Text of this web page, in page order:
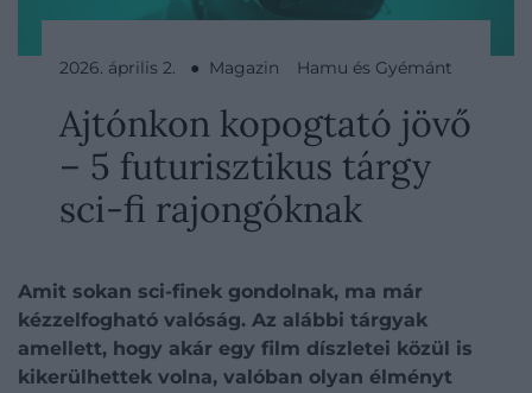
2026. április 2. ● Magazin Hamu és Gyémánt
Ajtónkon kopogtató jövő
– 5 futurisztikus tárgy
sci-fi rajongóknak
Amit sokan sci-finek gondolnak, ma már
kézzelfogható valóság. Az alábbi tárgyak
amellett, hogy akár egy film díszletei közül is
kikerülhettek volna, valóban olyan élményt